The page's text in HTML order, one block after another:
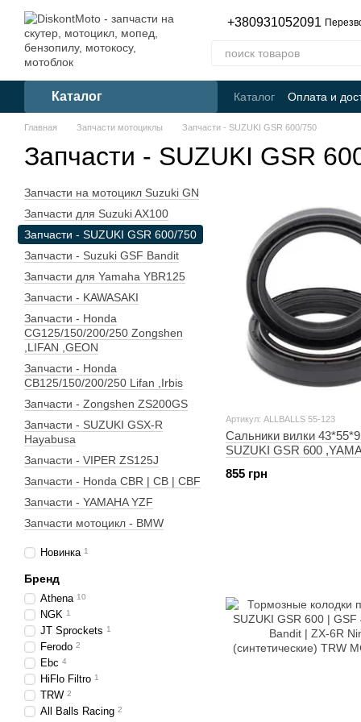
Перейти к основному контенту
+380931052091
Каталог Каталог Оплата и
Главная Запчасти мотоциклы Запчасти - SUZUKI GSR 600/750
Запчасти - SUZUKI GSR
Артикул: ALLBALLS 55-123
Сальники вилки
SUZUKI GSR 600
Classic ALLBALLS 55-123
855 грн
Запчасти на мотоцикл Suzuki GN
Запчасти для Suzuki AX100
Запчасти - SUZUKI GSR 600/750
Запчасти - Suzuki GSF Bandit
Запчасти для Yamaha YBR125
Запчасти - KAWASAKI
Запчасти - Honda
CG125/150/200/250 Zongshen
,LIFAN ,GEON
Запчасти - Honda
CB125/150/200/250 Lifan ,Irbis
Запчасти - Zongshen ZS200GS
Запчасти - SUZUKI GSX-R
Hayabusa
Запчасти - VIPER ZS125J
Запчасти - Honda CBR | CB | CBF
Запчасти - YAMAHA YZF
Запчасти мотоцикл - BMW
Новинка 1
Бренд
Athena 10
NGK 1
JT Sprockets 1
Ferodo 2
Ebc 4
HiFlo Filtro 1
TRW 2
All Balls Racing 2